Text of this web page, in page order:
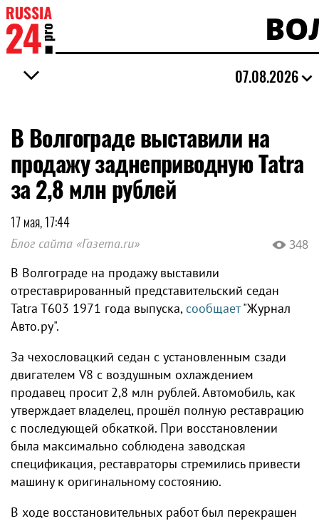
07.08.2026
В Волгограде выставили на
продажу заднеприводную Tatra
за 2,8 млн рублей
17 мая, 17:44
Блог сайта «Газета.ru» 348
В Волгограде на продажу выставили
отреставрированный представительский седан
Tatra T603 1971 года выпуска, сообщает"Журнал
Авто.ру".
За чехословацкий седан с установленным сзади
двигателем V8 с воздушным охлаждением
продавец просит 2,8 млн рублей. Автомобиль, как
утверждает владелец, прошёл полную реставрацию
с последующей обкаткой. При восстановлении
была максимально соблюдена заводская
спецификация, реставраторы стремились привести
машину к оригинальному состоянию.
В ходе восстановительных работ был перекрашен